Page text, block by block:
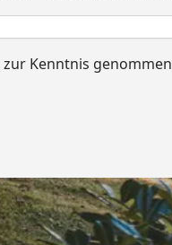
zur Kenntnis genommen